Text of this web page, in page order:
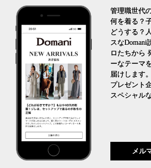
管理職世代
何を着る？
どうする？
スなDomani
ロたちから
ーなテーマ
届けします。
プレゼント
スペシャル
メル